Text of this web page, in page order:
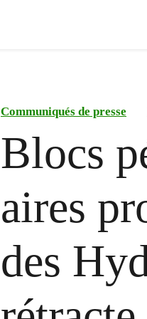
Communiqués de presse
Blocs
aires
des